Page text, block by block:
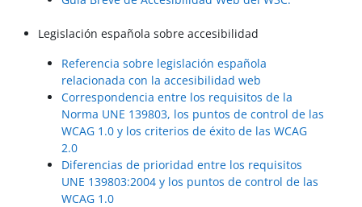
Legislación española sobre accesibilidad
Referencia sobre legislación española
relacionada con la accesibilidad web
Correspondencia entre los requisitos de la
Norma UNE 139803, los puntos de control de las
WCAG 1.0 y los criterios de éxito de las WCAG
2.0
Diferencias de prioridad entre los requisitos
UNE 139803:2004 y los puntos de control de las
WCAG 1.0